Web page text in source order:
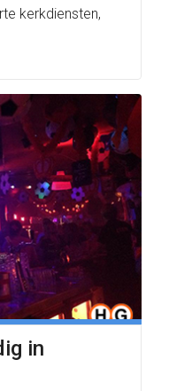
kerkdiensten,
in